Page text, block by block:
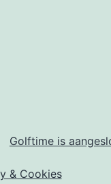
Golftime is
& Cookies